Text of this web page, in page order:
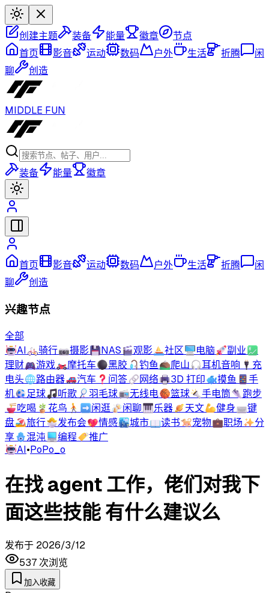
创建主题 装备 能量 徽章
节点
首页
影音 运动 数码 户外 生活 折腾
闲
聊
创造
MIDDLE FUN
装备 能量 徽章
首页 影音 运动 数码 户外 生活 折腾
闲
聊
创造
兴趣节点
全部
🤖AI🚲骑行📷摄影💾NAS🎬观影⛵社区🖥️电脑🚀副业💹
理财🎮游戏🏍️摩托车⚫黑胶 🎣钓鱼⛰️爬山🎧耳机音响 🔌 充
电头🌐路由器🚗汽车 ❓ 问答🔗网络🖨️3D 打印🐟摸鱼 📱手
机⚽足球🎵听歌 🏸羽毛球📻无线电🏀篮球🔦手电筒👟跑步
🍜吃喝 🪴 花鸟 🚶‍➡️闲逛🍻闲聊🎹乐器🪐天文💪健身⌨️键
盘🏖️旅行🐣发布会💖情感🏙️城市📖读书🐕宠物💼职场✨分
享🪬混沌💻编程🏷️推广
🤖AI•PoPo_o
在找 agent 工作，佬们对我下
面这些技能 有什么建议么
发布于 2026/3/12
537 次浏览
加入收藏